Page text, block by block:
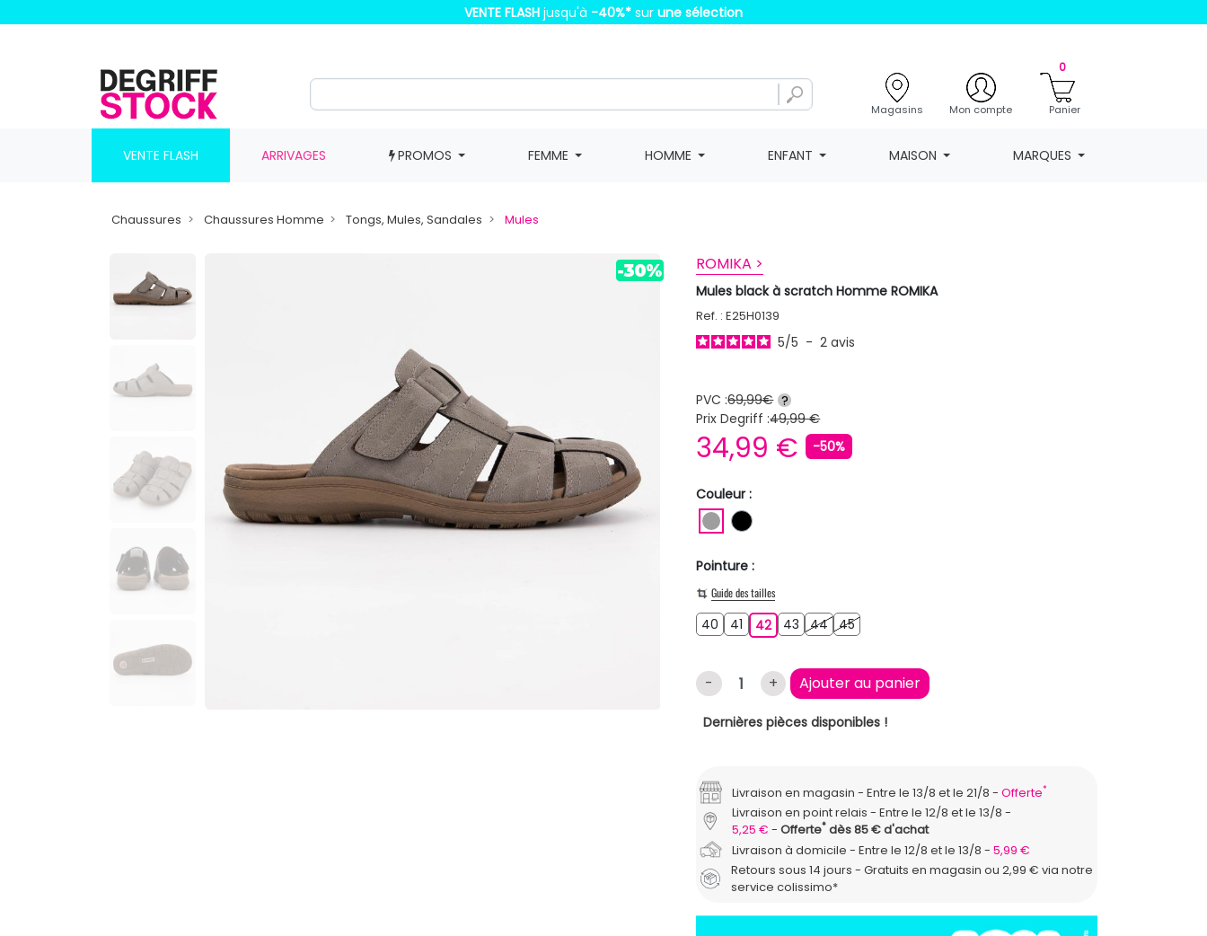
VENTE FLASH jusqu'à -40%* sur une sélection
Magasins Mon compte
0
Panier
VENTE FLASH ARRIVAGES PROMOS FEMME HOMME ENFANT MAISON MARQUES
Chaussures Chaussures Homme Tongs, Mules, Sandales Mules
ROMIKA >
Mules black à scratch Homme ROMIKA
Ref. : E25H0139
5/5 - 2avis
PVC :69,99€ ?
Prix Degriff :49,99 €
34,99 € -50%
Couleur :
GRISNOIR
Pointure :
Guide des tailles
40 4041 424243 4344444545
- + Ajouter au panier
Dernières pièces disponibles !
Livraison en magasin Entre le 13/8 et le 21/8 Offerte*
Livraison en point relais
Entre le 12/8 et le 13/8
5,25 €
Offerte*dès 85 € d'achat
Livraison à domicile
Entre le 12/8 et le 13/8
5,99 €
Retours sous 14 jours - Gratuits en magasin ou 2,99 € via notre
service colissimo*